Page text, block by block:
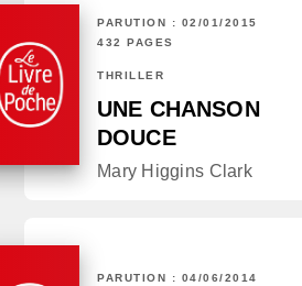
PARUTION : 02/01/2015
432 PAGES
THRILLER
UNE CHANSON
DOUCE
Mary Higgins Clark
PARUTION : 04/06/2014